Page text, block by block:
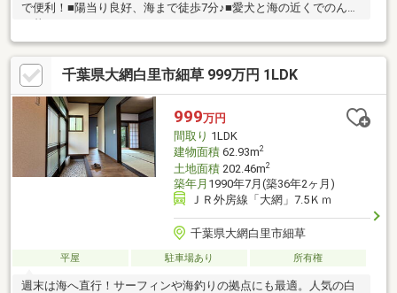
で便利！■陽当り良好、海まで徒歩7分♪■愛犬と海の近くでのんび
千葉県大網白里市細草 999万円 1LDK
999万円
間取り 1LDK
建物面積62.93m2
土地面積202.46m2
築年月 1990年7月(築36年2ヶ月)
ＪＲ外房線「大網」7.5Ｋｍ
千葉県大網白里市細草
平屋 駐車場あり 所有権
週末は海へ直行！サーフィンや海釣りの拠点にも最適。人気の白